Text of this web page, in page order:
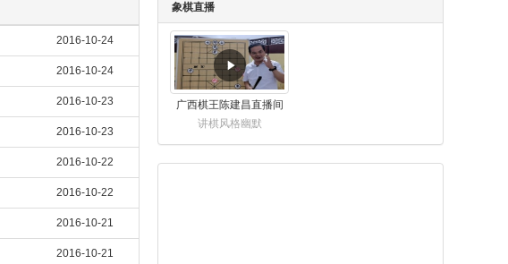
2016-10-24
2016-10-24
2016-10-23
2016-10-23
2016-10-22
2016-10-22
2016-10-21
2016-10-21
象棋直播
广西棋王陈建昌直播间
讲棋风格幽默